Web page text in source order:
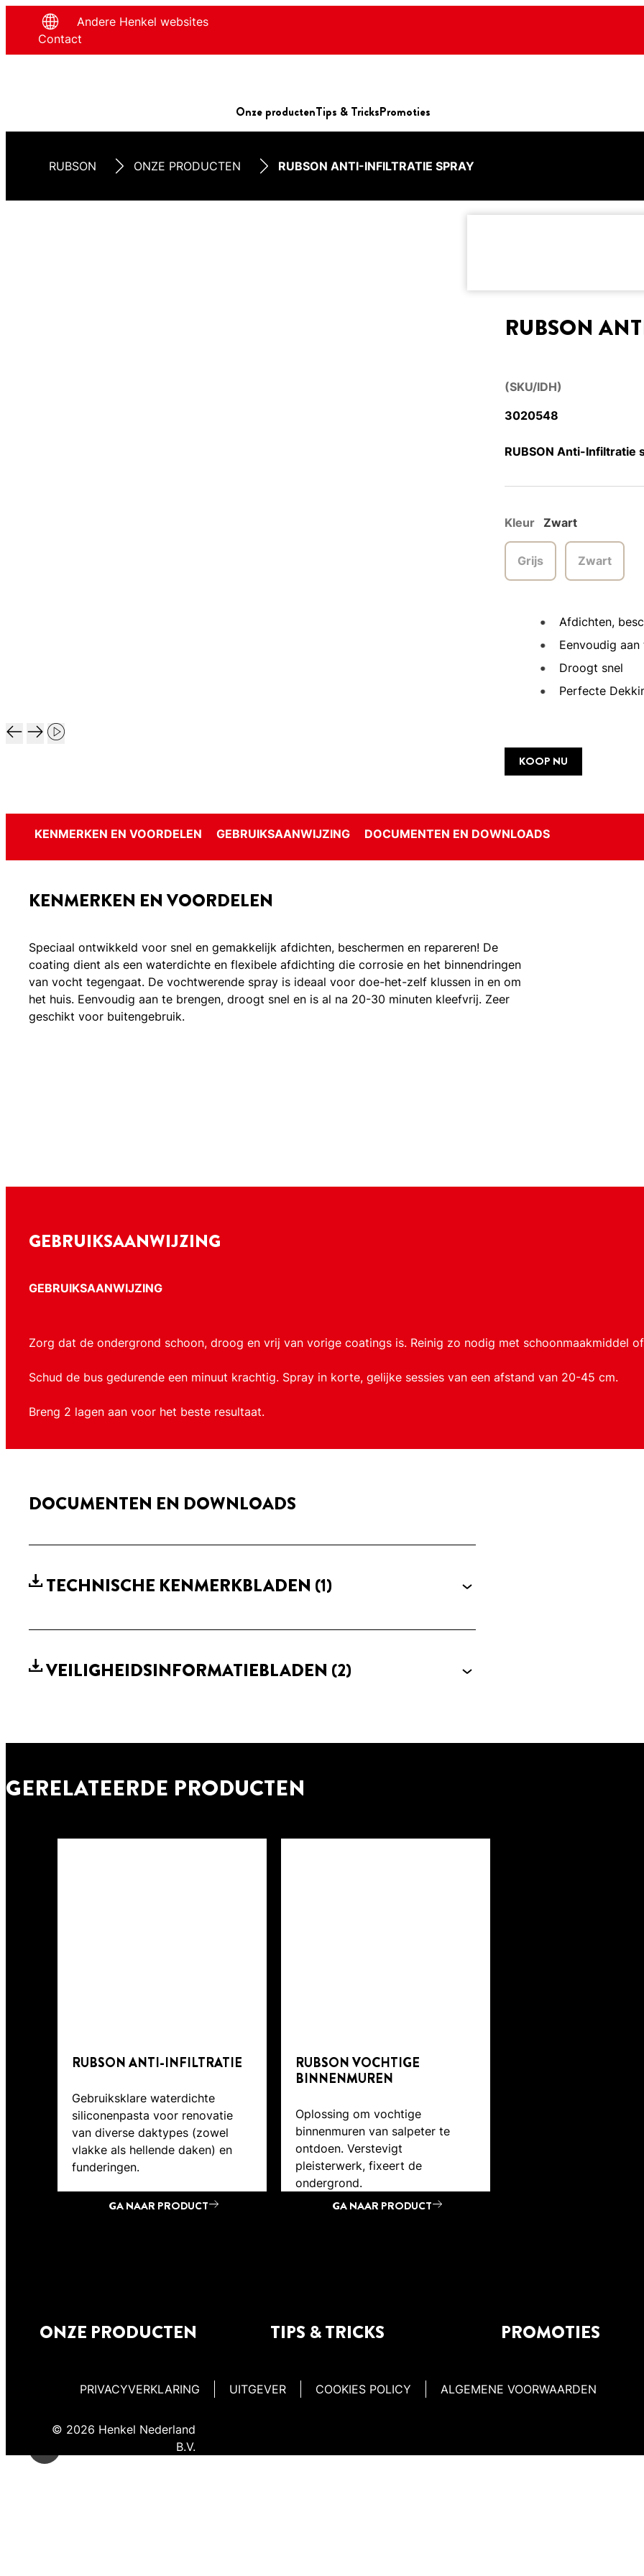
Andere Henkel websites
Contact
Onze productenTips & TricksPromoties
RUBSON ONZE PRODUCTEN RUBSON ANTI-INFILTRATIE SPRAY
RUBSON
(SKU/IDH)
3020548
RUBSON Anti-Infiltratie
Kleur Zwart
Grijs Zwart
Afdichten,
Eenvoudig
Droogt snel
Perfecte
KOOP NU
KENMERKEN EN VOORDELEN GEBRUIKSAANWIJZING DOCUMENTEN EN DOWNLOADS
KENMERKEN EN VOORDELEN
Speciaal ontwikkeld voor snel en gemakkelijk afdichten, beschermen en repareren! De
coating dient als een waterdichte en flexibele afdichting die corrosie en het binnendringen
van vocht tegengaat. De vochtwerende spray is ideaal voor doe-het-zelf klussen in en om
het huis. Eenvoudig aan te brengen, droogt snel en is al na 20-30 minuten kleefvrij. Zeer
geschikt voor buitengebruik.
GEBRUIKSAANWIJZING
GEBRUIKSAANWIJZING
Zorg dat de ondergrond schoon, droog en vrij van vorige coatings is. Reinig zo nodig met schoonmaakmiddel
Schud de bus gedurende een minuut krachtig. Spray in korte, gelijke sessies van een afstand van 20-45 cm.
Breng 2 lagen aan voor het beste resultaat.
DOCUMENTEN EN DOWNLOADS
TECHNISCHE KENMERKBLADEN (1)
VEILIGHEIDSINFORMATIEBLADEN (2)
GERELATEERDE PRODUCTEN
RUBSON ANTI-INFILTRATIE
Gebruiksklare waterdichte
siliconenpasta voor renovatie
van diverse daktypes (zowel
vlakke als hellende daken) en
funderingen.
GA NAAR PRODUCT
RUBSON VOCHTIGE
BINNENMUREN
Oplossing om vochtige
binnenmuren van salpeter te
ontdoen. Verstevigt
pleisterwerk, fixeert de
ondergrond.
GA NAAR PRODUCT
ONZE PRODUCTEN TIPS & TRICKS PROMOTIES
PRIVACYVERKLARING UITGEVER COOKIES POLICY ALGEMENE VOORWAARDEN
© 2026 Henkel Nederland
B.V.